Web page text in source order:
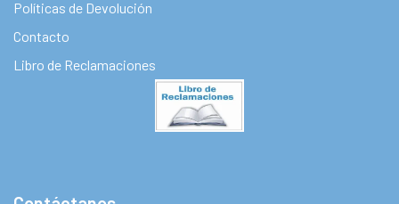
Políticas de Devolución
Contacto
Libro de Reclamaciones